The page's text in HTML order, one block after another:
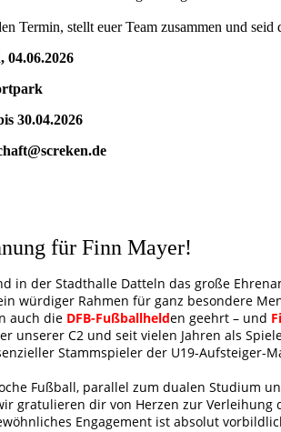
Termin, stellt euer Team zusammen und seid
04.06.2026
30.04.2026
für Finn Mayer!
in der Stadthalle Datteln das große
würdiger Rahmen für ganz besondere
auch die DFB-Fußballhelden geehrt – und
unserer C2 und seit vielen Jahren als
Stammspieler der U19-Aufsteiger-
Fußball, parallel zum dualen Studium
gratulieren dir von Herzen zur Verleihung
Engagement ist absolut